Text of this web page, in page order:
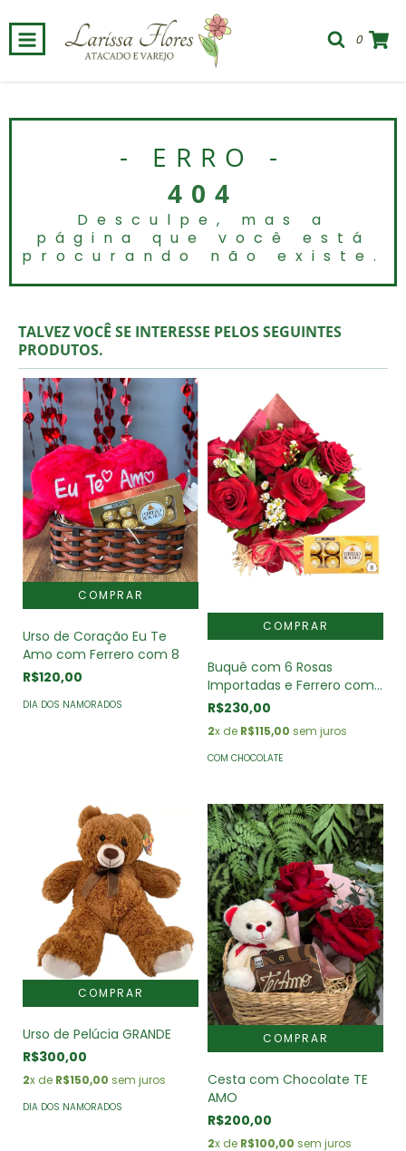
0
- ERRO -
404
Desculpe, mas a
página que você está
procurando não existe.
TALVEZ VOCÊ SE INTERESSE PELOS SEGUINTES
PRODUTOS.
Urso de Coração Eu Te
Amo com Ferrero com 8
R$120,00
DIA DOS NAMORADOS
Buquê com 6 Rosas
Importadas e Ferrero com
8
R$230,00
2x de R$115,00 sem juros
COM CHOCOLATE
Urso de Pelúcia GRANDE
R$300,00
2x de R$150,00 sem juros
DIA DOS NAMORADOS
Cesta com Chocolate TE
AMO
R$200,00
2x de R$100,00 sem juros